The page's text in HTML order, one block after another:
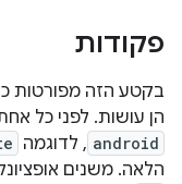
פקודות
הן עושות. לפני כל
android , לדוגמה
הלאה. משנים